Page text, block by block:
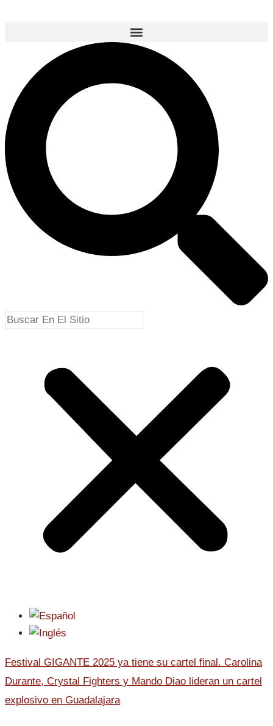
Festival GIGANTE 2025 ya tiene su cartel final. Carolina
Durante, Crystal Fighters y Mando Diao lideran un cartel
explosivo en Guadalajara